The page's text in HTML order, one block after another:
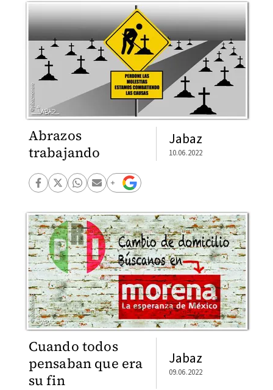
Abrazos
trabajando
Jabaz
10.06.2022
Cuando todos
pensaban que era
su fin
Jabaz
09.06.2022